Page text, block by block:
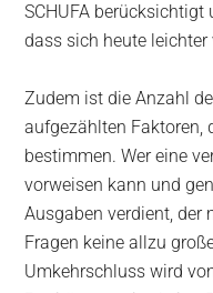
SCHUFA
dass sich heute
Zudem ist die Anzahl
aufgezählten Faktoren,
bestimmen. Wer eine
vorweisen kann und
Ausgaben verdient, der
Fragen keine allzu
Umkehrschluss wird